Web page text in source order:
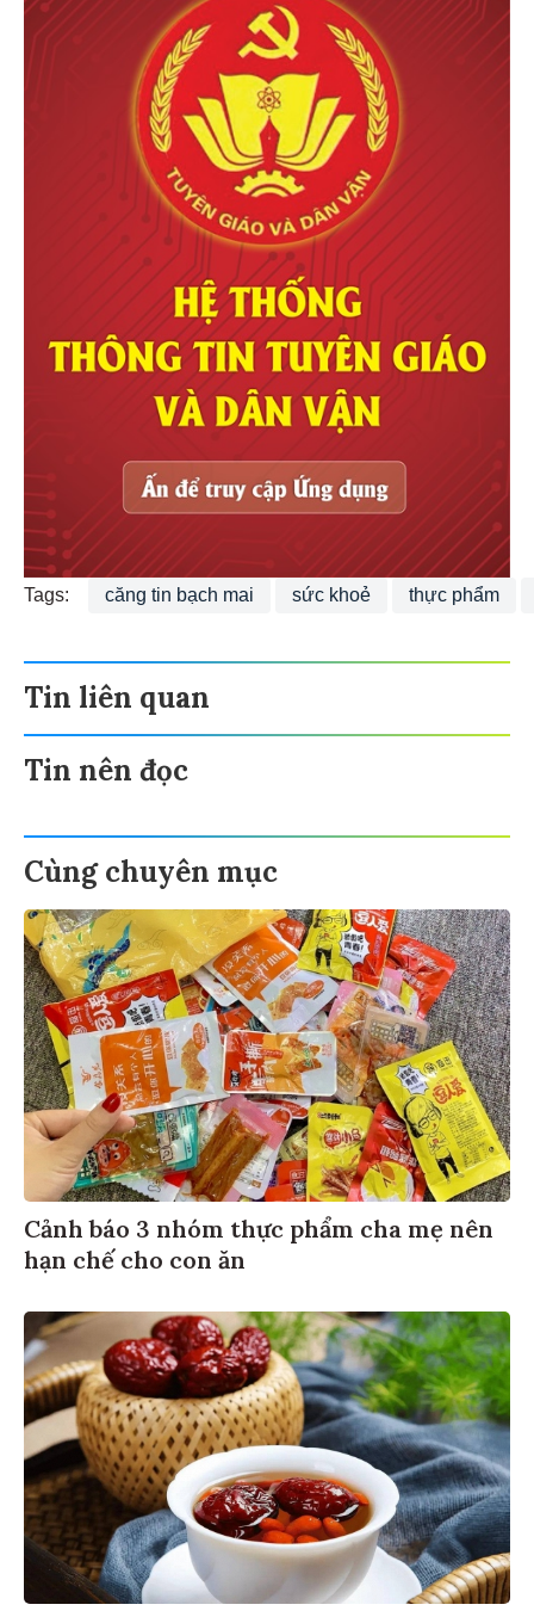
Tags: căng tin bạch mai sức khoẻ thực phẩm
Tin liên quan
Tin nên đọc
Cùng chuyên mục
Cảnh báo 3 nhóm thực phẩm cha mẹ nên
hạn chế cho con ăn